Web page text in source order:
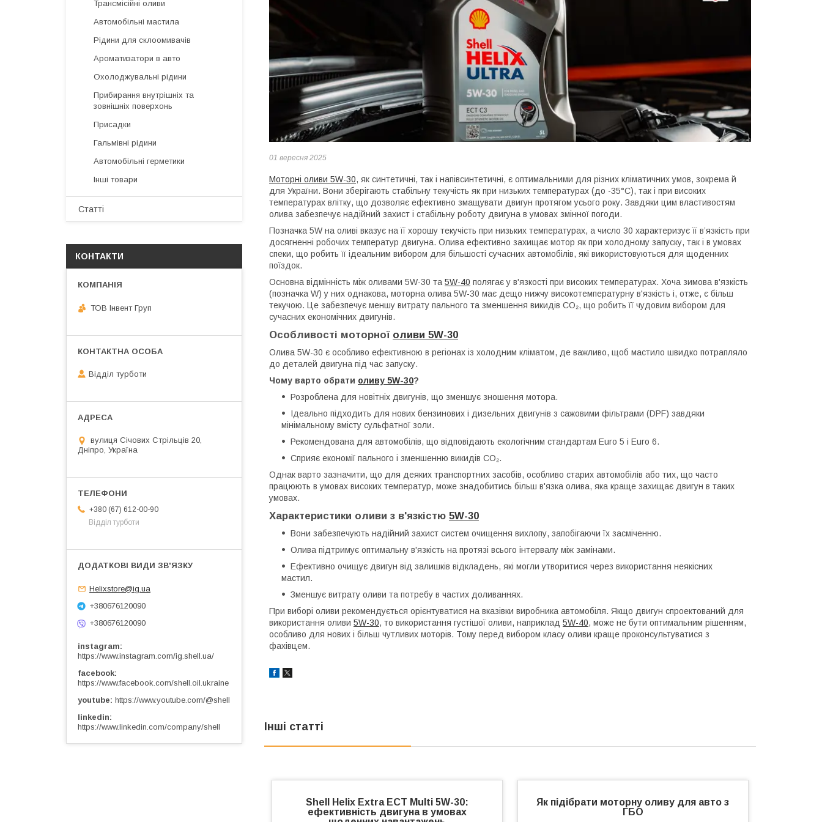
01 вересня 2025
Моторні оливи 5W-30, як синтетичні, так і напівсинтетичні, є оптимальними для різних кліматичних умов, зокрема й
для України. Вони зберігають стабільну текучість як при низьких температурах (до -35°C), так і при високих
температурах влітку, що дозволяє ефективно змащувати двигун протягом усього року. Завдяки цим властивостям
олива забезпечує надійний захист і стабільну роботу двигуна в умовах змінної погоди.
Позначка 5W на оливі вказує на її хорошу текучість при низьких температурах, а число 30 характеризує її в’язкість при
досягненні робочих температур двигуна. Олива ефективно захищає мотор як при холодному запуску, так і в умовах
спеки, що робить її ідеальним вибором для більшості сучасних автомобілів, які використовуються для щоденних
поїздок.
Основна відмінність між оливами 5W-30 та 5W-40 полягає у в'язкості при високих температурах. Хоча зимова в'язкість
(позначка W) у них однакова, моторна олива 5W-30 має дещо нижчу високотемпературну в'язкість і, отже, є більш
текучою. Це забезпечує меншу витрату пального та зменшення викидів CO₂, що робить її чудовим вибором для
сучасних економічних двигунів.
Особливості моторної оливи 5W-30
Олива 5W-30 є особливо ефективною в регіонах із холодним кліматом, де важливо, щоб мастило швидко потрапляло
до деталей двигуна під час запуску.
Чому варто обрати оливу 5W-30?
Розроблена для новітніх двигунів, що зменшує зношення мотора.
Ідеально підходить для нових бензинових і дизельних двигунів з сажовими фільтрами (DPF) завдяки
мінімальному вмісту сульфатної золи.
Рекомендована для автомобілів, що відповідають екологічним стандартам Euro 5 і Euro 6.
Сприяє економії пального і зменшенню викидів CO₂.
Однак варто зазначити, що для деяких транспортних засобів, особливо старих автомобілів або тих, що часто
працюють в умовах високих температур, може знадобитись більш в'язка олива, яка краще захищає двигун в таких
умовах.
Характеристики оливи з в'язкістю 5W-30
Вони забезпечують надійний захист систем очищення вихлопу, запобігаючи їх засміченню.
Олива підтримує оптимальну в'язкість на протязі всього інтервалу між замінами.
Ефективно очищує двигун від залишків відкладень, які могли утворитися через використання неякісних
мастил.
Зменшує витрату оливи та потребу в частих доливаннях.
При виборі оливи рекомендується орієнтуватися на вказівки виробника автомобіля. Якщо двигун спроектований для
використання оливи 5W-30, то використання густішої оливи, наприклад 5W-40, може не бути оптимальним рішенням,
особливо для нових і більш чутливих моторів. Тому перед вибором класу оливи краще проконсультуватися з
фахівцем.
Інші статті
Shell Helix Extra ECT Multi 5W-30:
ефективність двигуна в умовах
Як підібрати моторну оливу для авто з
ГБО
Трансмісійні оливи
Автомобільні мастила
Рідини для склоомивачів
Ароматизатори в авто
Охолоджувальні рідини
Прибирання внутрішніх та
зовнішніх поверхонь
Присадки
Гальмівні рідини
Автомобільні герметики
Інші товари
Статті
КОНТАКТИ
ТОВ Інвент Груп
Відділ турботи
вулиця Січових Стрільців 20,
Дніпро, Україна
+380 (67) 612-00-90
Відділ турботи
Helixstore@ig.ua
+380676120090
+380676120090
instagram
https://www.instagram.com/ig.shell.ua/
facebook
https://www.facebook.com/shell.oil.ukraine
youtube https://www.youtube.com/@shell
linkedin
https://www.linkedin.com/company/shell